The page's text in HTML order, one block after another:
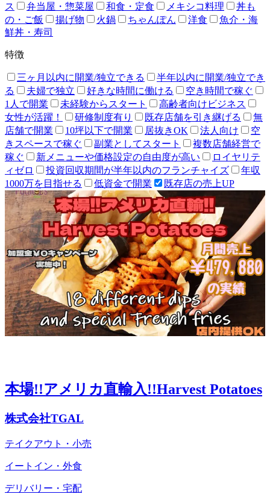
ス
弁当屋・惣菜屋 和食・定食 メキシコ料理
丼も
の・ご飯
揚げ物 火鍋 ちゃんぽん 洋食
魚介・海
鮮丼・寿司
特徴
三ヶ月以内に開業/独立できる
半年以内に開業/独立でき
る
夫婦で独立 好きな時間に働ける
空き時間で稼ぐ
1人で開業
未経験からスタート
高齢者向けビジネス
女性が活躍！
研修制度有り 既存店舗を引き継げる
無
店舗で開業
10坪以下で開業 居抜きOK 法人向け
空
きスペースで稼ぐ
副業としてスタート
複数店舗経営で
稼ぐ
新メニューや価格設定の自由度が高い
ロイヤリテ
ィゼロ
投資回収期間が半年以内のフランチャイズ
年収
1000万を目指せる
低資金で開業 既存店の売上UP
本場!!アメリカ直輸入!!Harvest Potatoes
株式会社TGAL
テイクアウト・小売
イートイン・外食
デリバリー・宅配